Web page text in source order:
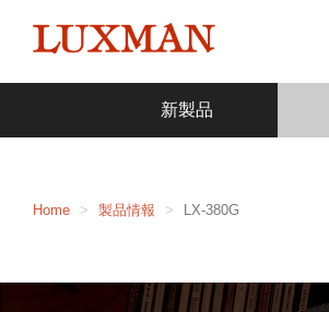
新製品
Home 製品情報 LX-380G